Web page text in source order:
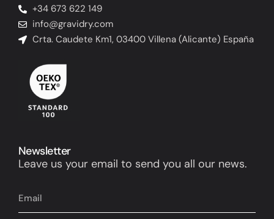
+34 673 622 149
info@gravidry.com
Crta. Caudete Km1, 03400 Villena (Alicante) España
Newsletter
Leave us your email to send you all our news.